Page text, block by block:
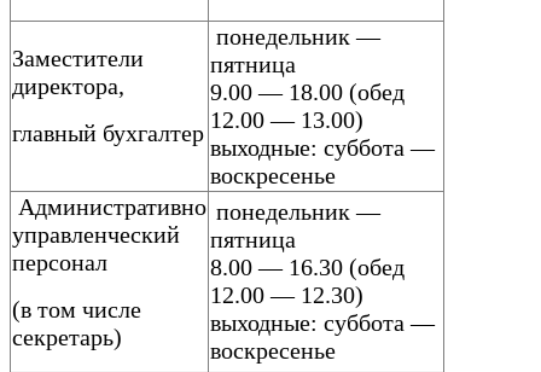
Заместители
директора,
главный бухгалтер
понедельник —
пятница
9.00 — 18.00 (обед
12.00 — 13.00)
выходные: суббота —
воскресенье
Административно
управленческий
персонал
(в том числе
секретарь)
понедельник —
пятница
8.00 — 16.30 (обед
12.00 — 12.30)
выходные: суббота —
воскресенье